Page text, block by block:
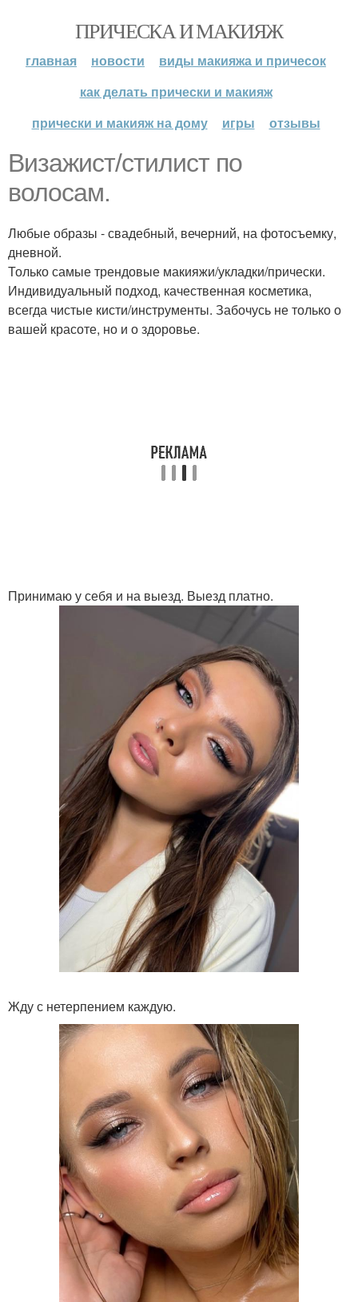
ПРИЧЕСКА И МАКИЯЖ
главная новости
виды макияжа и причесок
как делать прически и макияж
прически и макияж на дому
игры отзывы
Визажист/стилист по
волосам.
Любые образы - свадебный, вечерний, на фотосъемку,
дневной.
Только самые трендовые макияжи/укладки/прически.
Индивидуальный подход, качественная косметика,
всегда чистые кисти/инструменты. Забочусь не только о
вашей красоте, но и о здоровье.
Принимаю у себя и на выезд. Выезд платно.
Жду с нетерпением каждую.